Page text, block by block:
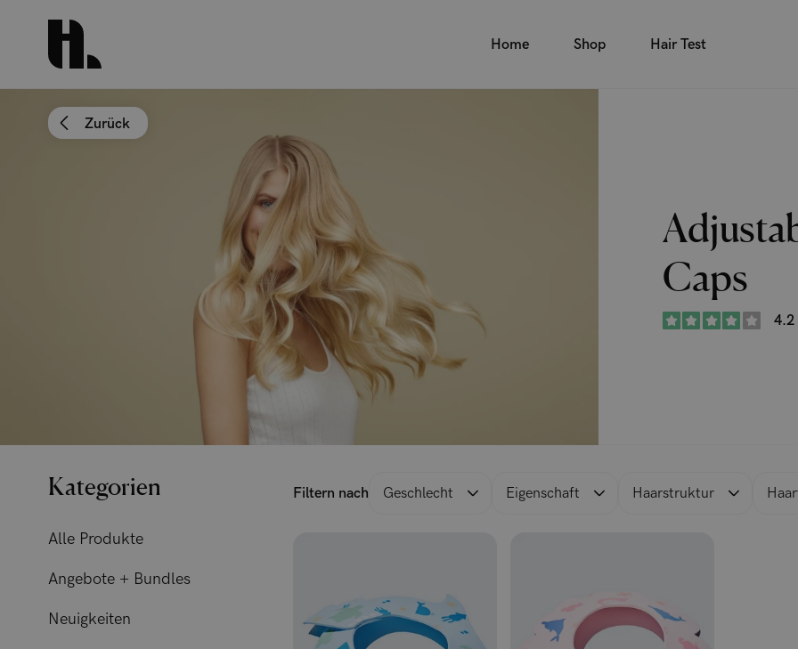
Home Shop Hair Test
Caps
4.2
Zurück
Kategorien
Alle Produkte
Angebote + Bundles
Neuigkeiten
Filtern nach Geschlecht Eigenschaft Haarstruktur